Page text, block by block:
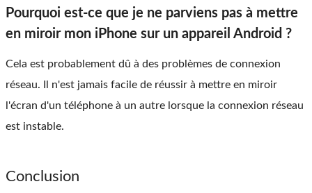
Pourquoi est-ce que je ne parviens pas à mettre
en miroir mon iPhone sur un appareil Android ?
Cela est probablement dû à des problèmes de connexion
réseau. Il n'est jamais facile de réussir à mettre en miroir
l'écran d'un téléphone à un autre lorsque la connexion réseau
est instable.
Conclusion